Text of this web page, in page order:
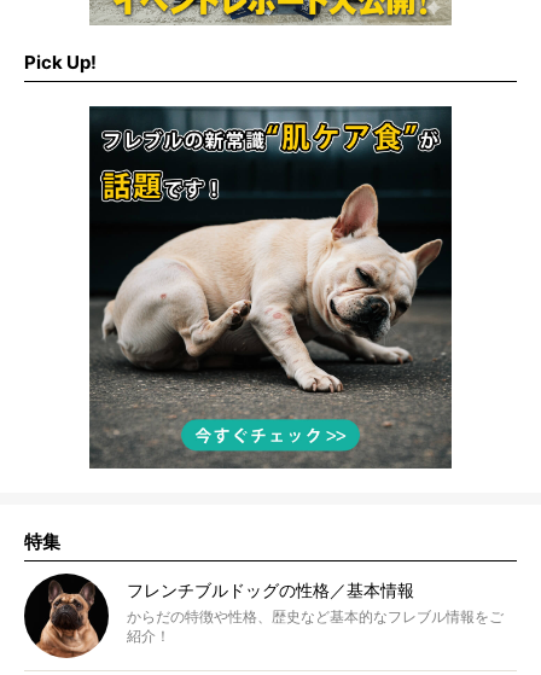
Pick Up!
特集
フレンチブルドッグの性格／基本情報
からだの特徴や性格、歴史など基本的なフレブル情報をご
紹介！